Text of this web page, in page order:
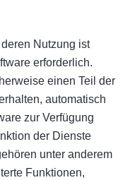
Nutzung ist
erforderlich.
einen Teil der
automatisch
zur Verfügung
der Dienste
unter anderem
Funktionen,